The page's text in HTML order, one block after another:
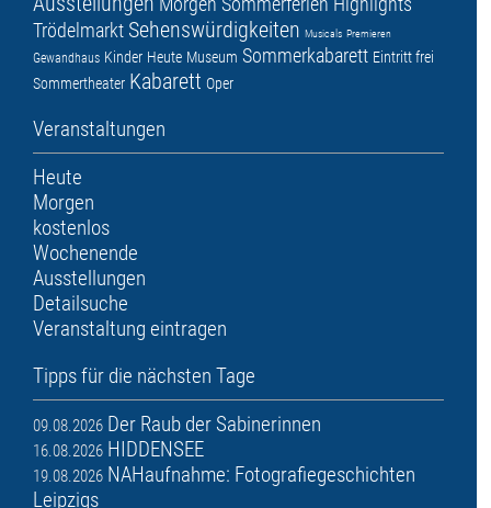
Trödelmarkt Sehenswürdigkeiten Musicals Premieren
Gewandhaus Kinder Heute Museum Sommerkabarett Eintritt frei
Sommertheater Kabarett Oper
Veranstaltungen
Heute
Morgen
kostenlos
Wochenende
Ausstellungen
Detailsuche
Veranstaltung eintragen
Tipps für die nächsten Tage
09.08.2026 Der Raub der Sabinerinnen
16.08.2026 HIDDENSEE
19.08.2026 NAHaufnahme: Fotografiegeschichten
Leipzigs